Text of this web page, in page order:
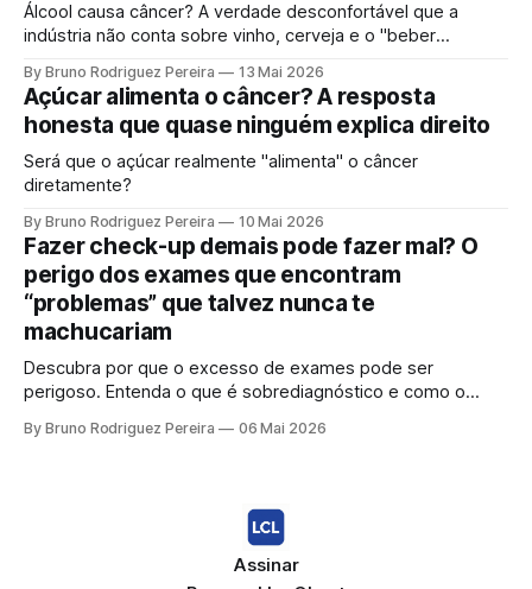
Álcool causa câncer? A verdade desconfortável que a
indústria não conta sobre vinho, cerveja e o "beber
ciência moderna não sustenta mais a ideia de uma "dose
segura".
By Bruno Rodriguez Pereira 13 Mai 2026
Açúcar alimenta o câncer? A resposta
honesta que quase ninguém explica direito
Será que o açúcar realmente "alimenta" o câncer
diretamente?
By Bruno Rodriguez Pereira 10 Mai 2026
Fazer check-up demais pode fazer mal? O
perigo dos exames que encontram
“problemas” que talvez nunca te
machucariam
Descubra por que o excesso de exames pode ser
perigoso. Entenda o que é sobrediagnóstico e como o
desnecessários e ansiedade.
By Bruno Rodriguez Pereira 06 Mai 2026
Assinar